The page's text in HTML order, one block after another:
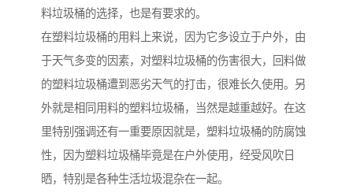
料垃圾桶的选择，也是有要求的。
在塑料垃圾桶的用料上来说，因为它多设立于户外，由
于天气多变的因素，对塑料垃圾桶的伤害很大，回料做
的塑料垃圾桶遭到恶劣天气的打击，很难长久使用。另
外就是相同用料的塑料垃圾桶，当然是越重越好。在这
里特别强调还有一重要原因就是，塑料垃圾桶的防腐蚀
性，因为塑料垃圾桶毕竟是在户外使用，经受风吹日
晒，特别是各种生活垃圾混杂在一起。